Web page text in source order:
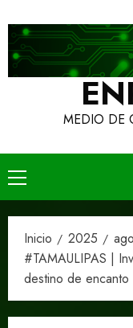
contenido
MEDIO DE
Menú
principal
Inicio 2025
#TAMAULIPAS |
destino de encanto